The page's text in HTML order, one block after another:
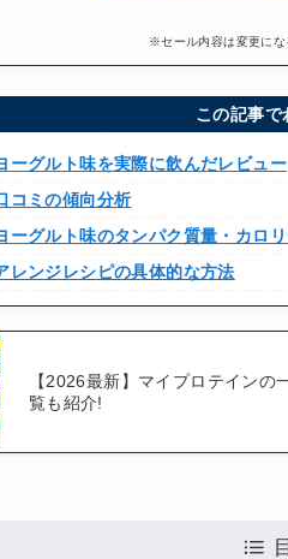
※セール内容は変更にな
この記事で
ーグルト味を実際に飲んだレビュー
コミの傾向分析
ーグルト味のタンパク質量・カロ
レンジレシピの具体的な方法
【2026最新】マイプロテイン
覧も紹介!